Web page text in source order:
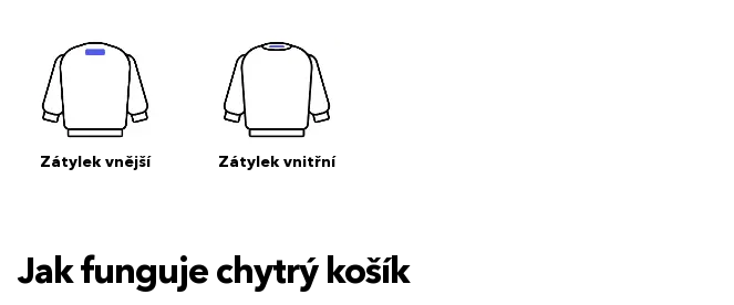
Zátylek vnější Zátylek vnitřní
Jak funguje chytrý košík